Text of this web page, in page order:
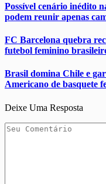
Possível cenário inédito
podem reunir apenas
FC Barcelona quebra
futebol feminino
Brasil domina Chile e
Americano de basquete
Deixe Uma Resposta